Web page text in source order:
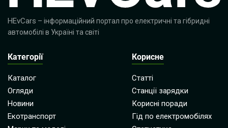
HEvCars – інформаційний портал про електричні та гібридні
автомобілі в Україні та світі
Категорії
Каталог
Огляди
Новини
Екотранспорт
Корисне
Статті
Станції зарядки
Корисні поради
Гід по електромобілях